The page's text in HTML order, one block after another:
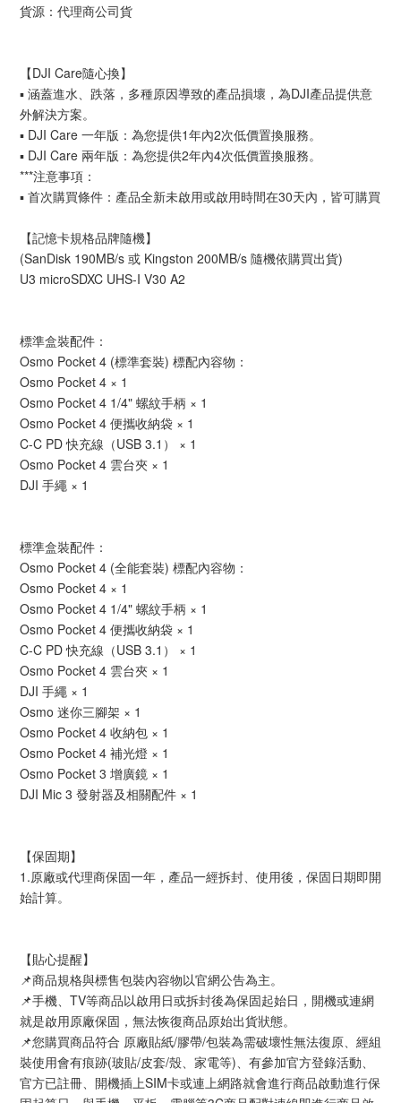
貨源：代理商公司貨
【DJI Care隨心換】
▪ 涵蓋進水、跌落，多種原因導致的產品損壞，為DJI產品提供意
外解決方案。
▪ DJI Care 一年版：為您提供1年內2次低價置換服務。
▪ DJI Care 兩年版：為您提供2年內4次低價置換服務。
***注意事項：
▪ 首次購買條件：產品全新未啟用或啟用時間在30天內，皆可購買
【記憶卡規格品牌隨機】
(SanDisk 190MB/s 或 Kingston 200MB/s 隨機依購買出貨)
U3 microSDXC UHS-I V30 A2
標準盒裝配件：
Osmo Pocket 4 (標準套裝) 標配內容物：
Osmo Pocket 4 × 1
Osmo Pocket 4 1/4" 螺紋手柄 × 1
Osmo Pocket 4 便攜收納袋 × 1
C-C PD 快充線（USB 3.1） × 1
Osmo Pocket 4 雲台夾 × 1
DJI 手繩 × 1
標準盒裝配件：
Osmo Pocket 4 (全能套裝) 標配內容物：
Osmo Pocket 4 × 1
Osmo Pocket 4 1/4" 螺紋手柄 × 1
Osmo Pocket 4 便攜收納袋 × 1
C-C PD 快充線（USB 3.1） × 1
Osmo Pocket 4 雲台夾 × 1
DJI 手繩 × 1
Osmo 迷你三腳架 × 1
Osmo Pocket 4 收納包 × 1
Osmo Pocket 4 補光燈 × 1
Osmo Pocket 3 增廣鏡 × 1
DJI Mic 3 發射器及相關配件 × 1
【保固期】
1.原廠或代理商保固一年，產品一經拆封、使用後，保固日期即開
始計算。
【貼心提醒】
📌商品規格與標售包裝內容物以官網公告為主。
📌手機、TV等商品以啟用日或拆封後為保固起始日，開機或連網
就是啟用原廠保固，無法恢復商品原始出貨狀態。
📌您購買商品符合 原廠貼紙/膠帶/包裝為需破壞性無法復原、經組
裝使用會有痕跡(玻貼/皮套/殼、家電等)、有參加官方登錄活動、
官方已註冊、開機插上SIM卡或連上網路就會進行商品啟動進行保